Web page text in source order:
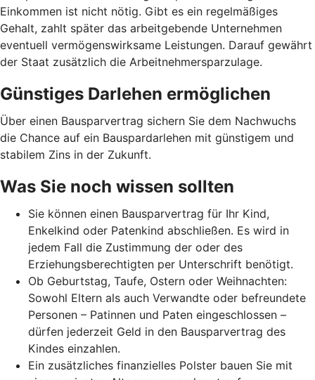
Einkommen ist nicht nötig. Gibt es ein regelmäßiges
Gehalt, zahlt später das arbeitgebende Unternehmen
eventuell vermögenswirksame Leistungen. Darauf gewährt
der Staat zusätzlich die Arbeitnehmer­spar­zulage.
Günstiges Darlehen ermöglichen
Über einen Bausparvertrag sichern Sie dem Nachwuchs
die Chance auf ein Bauspardarlehen mit günstigem und
stabilem Zins in der Zukunft.
Was Sie noch wissen sollten
Sie können einen Bausparvertrag für Ihr Kind,
Enkelkind oder Patenkind abschließen. Es wird in
jedem Fall die Zustimmung der oder des
Erziehungsberechtigten per Unterschrift benötigt.
Ob Geburtstag, Taufe, Ostern oder Weihnachten:
Sowohl Eltern als auch Verwandte oder befreundete
Personen – Patinnen und Paten eingeschlossen –
dürfen jederzeit Geld in den Bausparvertrag des
Kindes einzahlen.
Ein zusätzliches finanzielles Polster bauen Sie mit